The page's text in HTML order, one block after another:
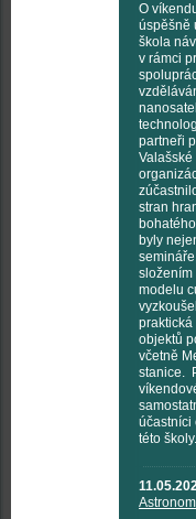
O
úspěšně
škola
v rámci
partneři
stran
byly
složením
modelu
praktická
objektů
včetně
stanice.
účastníci
této školy.